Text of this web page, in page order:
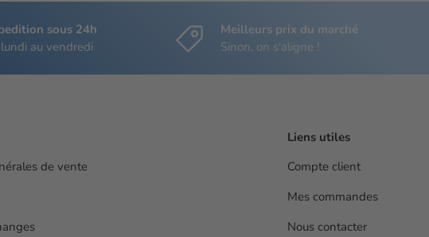
sous 24h
au vendredi
Meilleurs prix du marché
Sinon, on s'aligne !
de vente
Liens utiles
Compte client
Mes commandes
Nous contacter